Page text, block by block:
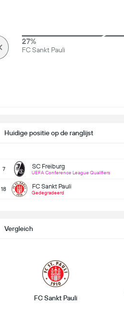
Huidige positie op de ranglijst
7 SC Freiburg
UEFA Conference League Qualifiers
18 FC Sankt Pauli
Gedegradeerd
27%
FC Sankt Pauli
Vergleich
FC Sankt Pauli